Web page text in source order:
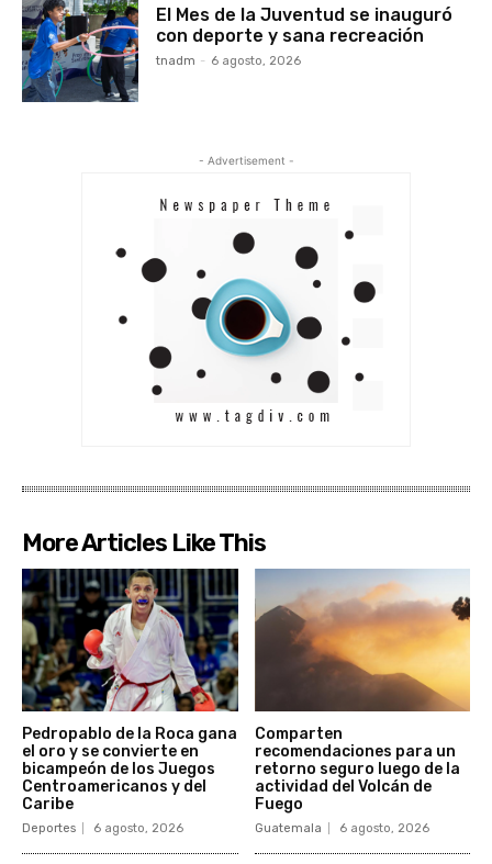
El Mes de la Juventud se inauguró
con deporte y sana recreación
tnadm - 6 agosto, 2026
- Advertisement -
More Articles Like This
Pedropablo de la Roca gana
el oro y se convierte en
bicampeón de los Juegos
Centroamericanos y del
Caribe
Deportes 6 agosto, 2026
Comparten
recomendaciones para un
retorno seguro luego de la
actividad del Volcán de
Fuego
Guatemala 6 agosto, 2026